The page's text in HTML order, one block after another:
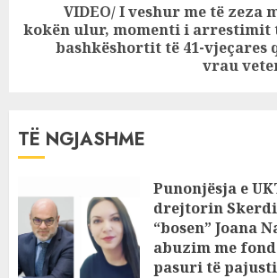
Next
post:
VIDEO/ I veshur me të zeza
kokën ulur, momenti i arrestimit
bashkëshortit të 41-vjeçares
vrau
TË NGJASHME
Punonjësja e
drejtorin Skerdi
“bosen” Joana
abuzim me
pasuri të